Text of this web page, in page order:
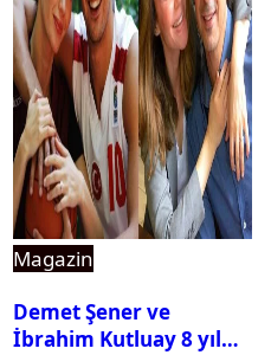
Magazin
Demet Şener ve
İbrahim Kutluay 8 yıl